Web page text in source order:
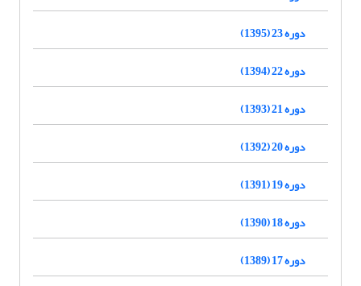
دوره 23 (1395)
دوره 22 (1394)
دوره 21 (1393)
دوره 20 (1392)
دوره 19 (1391)
دوره 18 (1390)
دوره 17 (1389)